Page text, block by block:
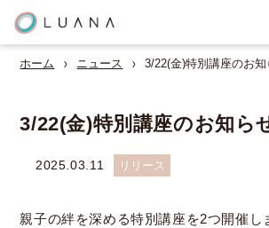
ホーム ニュース 3/22(金)特別講座のお知
3/22(金)特別講座のお知ら
2025.03.11 リリース
親子の絆を深める特別講座を2つ開催し